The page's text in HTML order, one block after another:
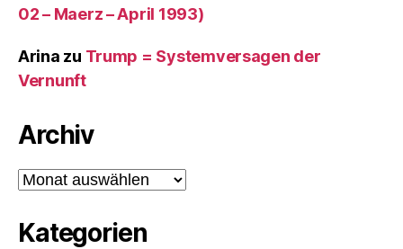
02 – Maerz – April 1993)
Arina zu Trump = Systemversagen der
Vernunft
Archiv
Archiv
Kategorien